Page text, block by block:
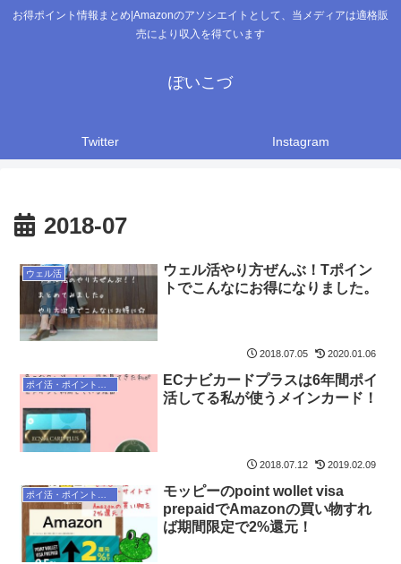
お得ポイント情報まとめ|Amazonのアソシエイトとして、当メディアは適格販
売により収入を得ています
ぽいこづ
Twitter Instagram
2018-07
ウェル活
ウェル活やり方ぜんぶ！Tポイン
トでこんなにお得になりました。
2018.07.05 2020.01.06
ECナビカードプラスは6年間ポイ
活してる私が使うメインカード！
2018.07.12 2019.02.09
ポイ活・ポイントサイト
モッピーのpoint wollet visa
prepaidでAmazonの買い物すれ
ば期間限定で2%還元！